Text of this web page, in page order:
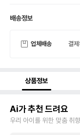
배송정보
업체배송 결
상품정보
Ai가 추천 드려요
우리 아이를 위한 맞춤 취